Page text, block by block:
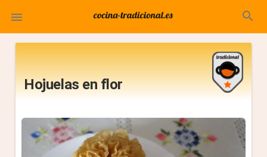
 search
Hojuelas en flor